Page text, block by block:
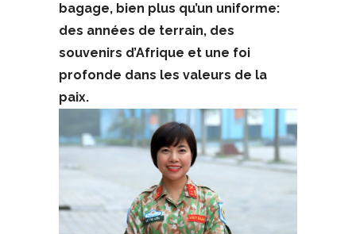
bagage, bien plus qu’un uniforme:
des années de terrain, des
souvenirs d’Afrique et une foi
profonde dans les valeurs de la
paix.